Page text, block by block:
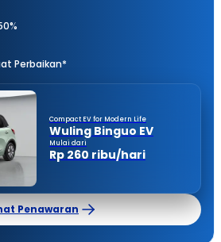
Perbaikan*
Compact EV for Modern Life
Wuling Binguo EV
Mulai dari
Rp 260 ribu/hari
Penawaran